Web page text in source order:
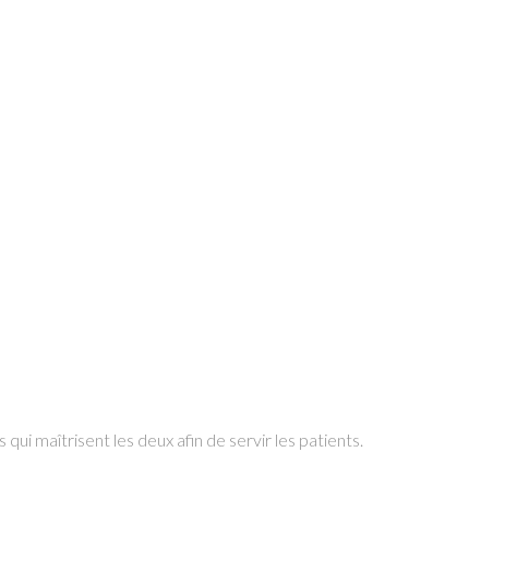
maîtrisent les deux afin de servir les patients.